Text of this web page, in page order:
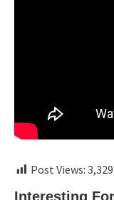
Post Views: 3,329